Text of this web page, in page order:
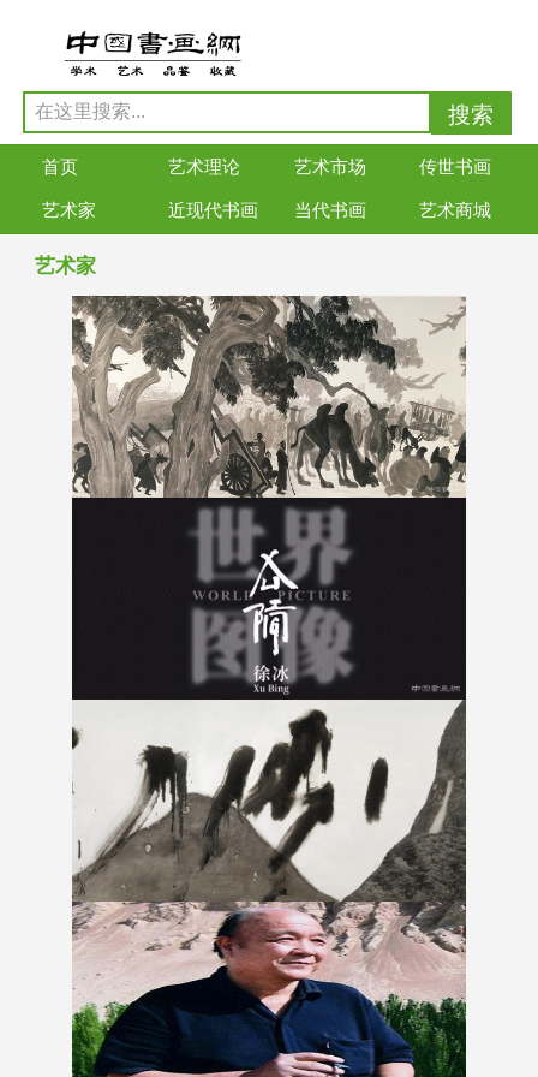
首页 艺术理论 艺术市场 传世书画
艺术家 近现代书画 当代书画 艺术商城
艺术家